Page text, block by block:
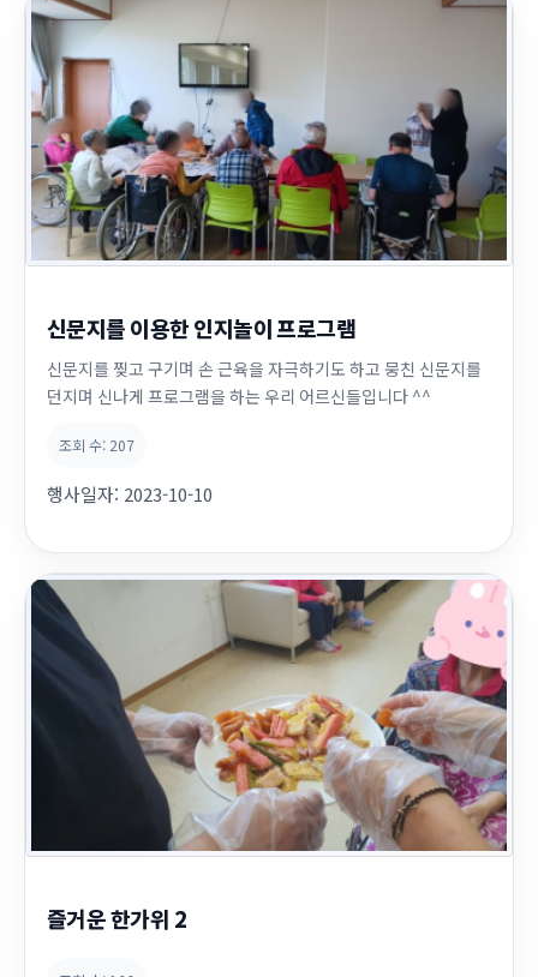
신문지를 이용한 인지놀이 프로그램
신문지를 찢고 구기며 손 근육을 자극하기도 하고 뭉친 신문지를
던지며 신나게 프로그램을 하는 우리 어르신들입니다 ^^
조회 수: 207
행사일자: 2023-10-10
즐거운 한가위 2